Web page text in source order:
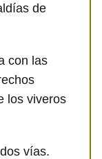
de
con las
los viveros
vías.